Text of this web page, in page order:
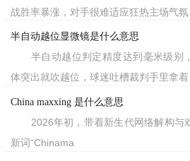
战胜率暴涨，对手很难适应狂热主场气氛
半自动越位显微镜是什么意思
半自动越位判定精度达到毫米级别
体突出就吹越位，球迷吐槽裁判手里拿着
China maxxing 是什么意思
2026年初，带着新生代网络解构与
新词“Chinama